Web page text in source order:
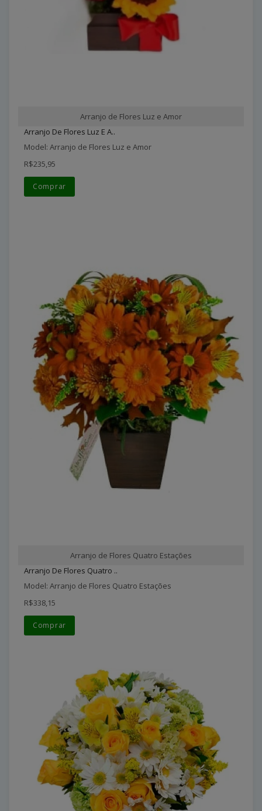
Arranjo de Flores Luz e Amor
Arranjo De Flores Luz E A..
Model: Arranjo de Flores Luz e Amor
R$235,95
Comprar
Arranjo de Flores Quatro Estações
Arranjo De Flores Quatro ..
Model: Arranjo de Flores Quatro Estações
R$338,15
Comprar